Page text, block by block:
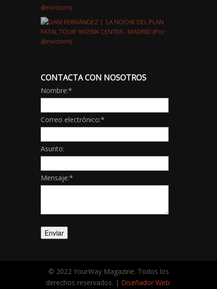
CONTACTA CON NOSOTROS
Nombre:*
Correo electrónico:*
Asunto:
Mensaje:*
© 2022 YourWay Magazine. Todos los
derechos reservados. | Diseñador Web: